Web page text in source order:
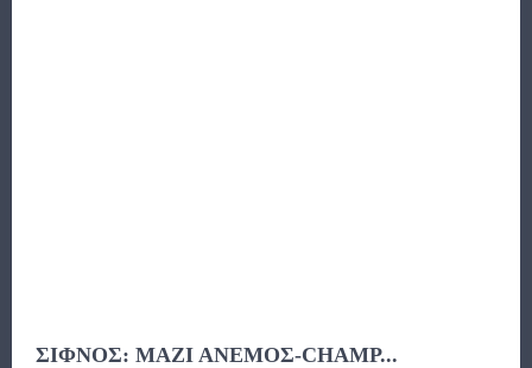
ΣΙΦΝΟΣ: ΜΑΖΙ ΑΝΕΜΟΣ-CHAMP...